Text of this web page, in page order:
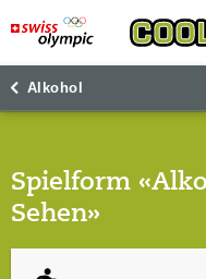
Alkohol
Spielform
Sehen»